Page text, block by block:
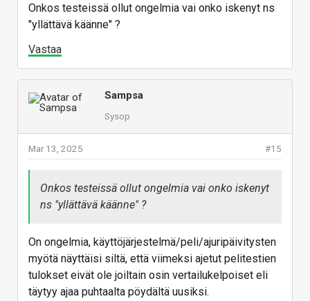
Prosessorin lämpötilat
Cyberpunk 2077 1080p: 73 C
Verrokkitulokset löytyy täältä:
Testissä AMD:n 2. sukupolven 3D-
perustuva 8-ytiminen Ryzen 7
9800X3D -peliprosessori.
Vastaa
Onkos testeissä ollut ongelmia vai onko iskenyt ns
"yllättävä käänne" ?
Vastaa
Sampsa
Sysop
#15
Mar 13, 2025
Onkos testeissä ollut ongelmia vai onko iskenyt
ns "yllättävä käänne" ?
On ongelmia, käyttöjärjestelmä/peli/ajuripäivitysten
myötä näyttäisi siltä, että viimeksi ajetut pelitestien
tulokset eivät ole joiltain osin vertailukelpoiset eli
täytyy ajaa puhtaalta pöydältä uusiksi.